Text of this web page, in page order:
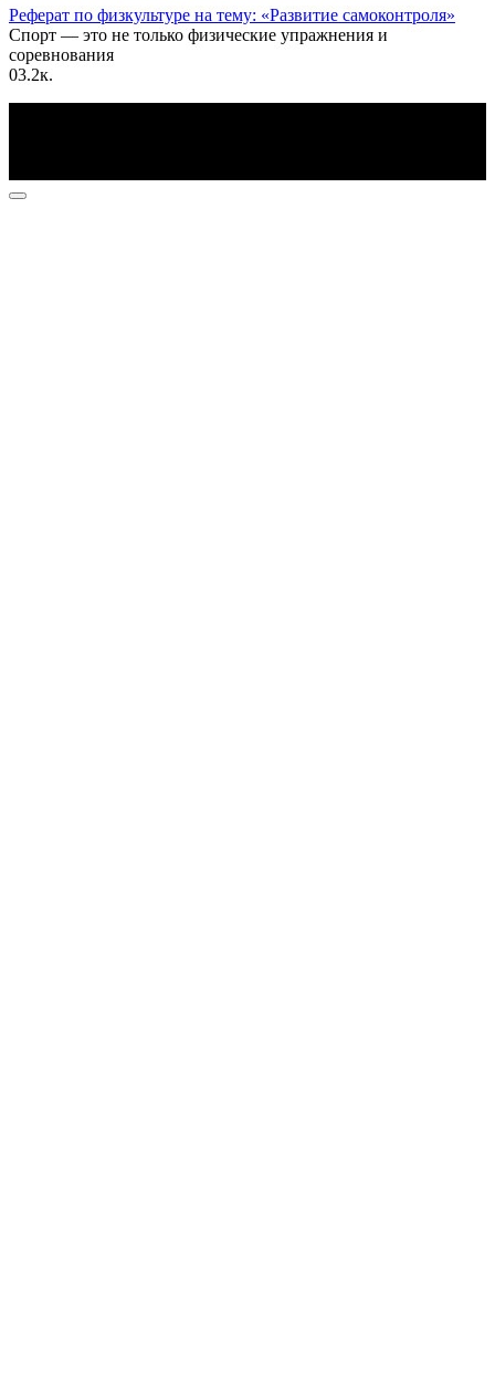
Реферат по физкультуре на тему: «Развитие самоконтроля»
Спорт — это не только физические упражнения и
соревнования
03.2к.